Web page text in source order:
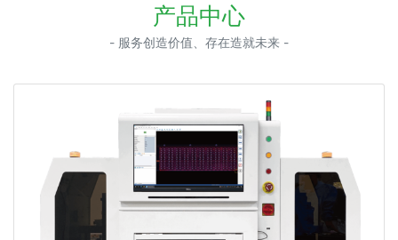
产品中心
- 服务创造价值、存在造就未来 -